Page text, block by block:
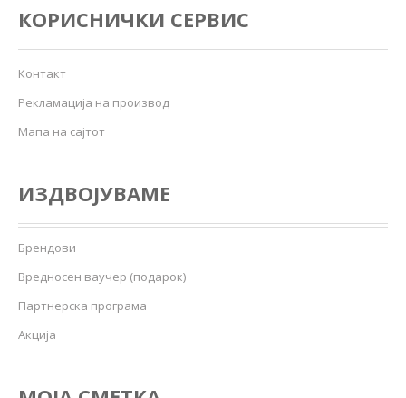
КОРИСНИЧКИ СЕРВИС
Контакт
Рекламација на производ
Мапа на сајтот
ИЗДВОЈУВАМЕ
Брендови
Вредносен ваучер (подарок)
Партнерска програма
Акција